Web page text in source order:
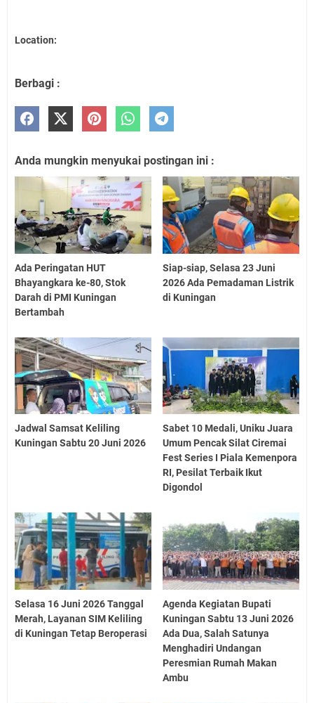
Location:
Berbagi :
Anda mungkin menyukai postingan ini :
Ada Peringatan HUT
Bhayangkara ke-80, Stok
Darah di PMI Kuningan
Bertambah
Siap-siap, Selasa 23 Juni
2026 Ada Pemadaman Listrik
di Kuningan
Jadwal Samsat Keliling
Kuningan Sabtu 20 Juni 2026
Sabet 10 Medali, Uniku Juara
Umum Pencak Silat Ciremai
Fest Series I Piala Kemenpora
RI, Pesilat Terbaik Ikut
Digondol
Selasa 16 Juni 2026 Tanggal
Merah, Layanan SIM Keliling
di Kuningan Tetap Beroperasi
Agenda Kegiatan Bupati
Kuningan Sabtu 13 Juni 2026
Ada Dua, Salah Satunya
Menghadiri Undangan
Peresmian Rumah Makan
Ambu